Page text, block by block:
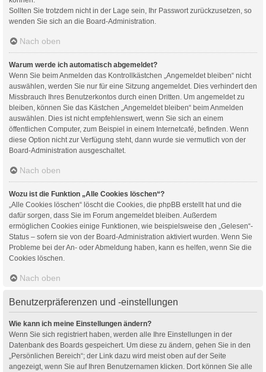
Sollten Sie trotzdem nicht in der Lage sein, Ihr Passwort zurückzusetzen, so
wenden Sie sich an die Board-Administration.
Nach oben
Warum werde ich automatisch abgemeldet?
Wenn Sie beim Anmelden das Kontrollkästchen „Angemeldet bleiben“ nicht
auswählen, werden Sie nur für eine Sitzung angemeldet. Dies verhindert den
Missbrauch Ihres Benutzerkontos durch einen Dritten. Um angemeldet zu
bleiben, können Sie das Kästchen „Angemeldet bleiben“ beim Anmelden
auswählen. Dies ist nicht empfehlenswert, wenn Sie sich an einem
öffentlichen Computer, zum Beispiel in einem Internetcafé, befinden. Wenn
diese Option nicht zur Verfügung steht, dann wurde sie vermutlich von der
Board-Administration ausgeschaltet.
Nach oben
Wozu ist die Funktion „Alle Cookies löschen“?
„Alle Cookies löschen“ löscht die Cookies, die phpBB erstellt hat und die
dafür sorgen, dass Sie im Forum angemeldet bleiben. Außerdem
ermöglichen Cookies einige Funktionen, wie beispielsweise den „Gelesen“-
Status – sofern sie von der Board-Administration aktiviert wurden. Wenn Sie
Probleme bei der An- oder Abmeldung haben, kann es helfen, wenn Sie die
Cookies löschen.
Nach oben
Benutzerpräferenzen und -einstellungen
Wie kann ich meine Einstellungen ändern?
Wenn Sie sich registriert haben, werden alle Ihre Einstellungen in der
Datenbank des Boards gespeichert. Um diese zu ändern, gehen Sie in den
„Persönlichen Bereich“; der Link dazu wird meist oben auf der Seite
angezeigt, wenn Sie auf Ihren Benutzernamen klicken. Dort können Sie alle